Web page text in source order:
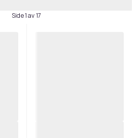
Side 1 av 17